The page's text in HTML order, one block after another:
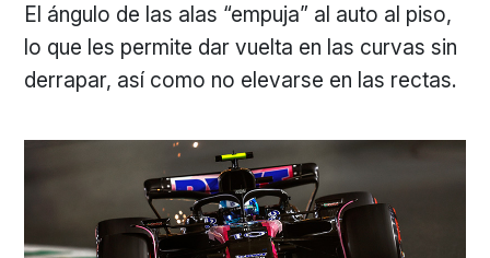
El ángulo de las alas “empuja” al auto al piso,
lo que les permite dar vuelta en las curvas sin
derrapar, así como no elevarse en las rectas.